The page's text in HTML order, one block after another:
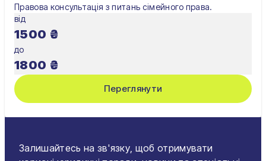
Правова консультація з питань сімейного права.
від
1500 ₴
до
1800 ₴
Переглянути
Залишайтесь на зв'язку, щоб отримувати